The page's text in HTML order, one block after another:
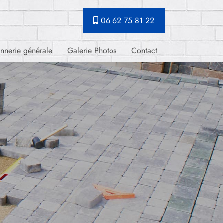
06 62 75 81 22
générale Galerie Photos Contact